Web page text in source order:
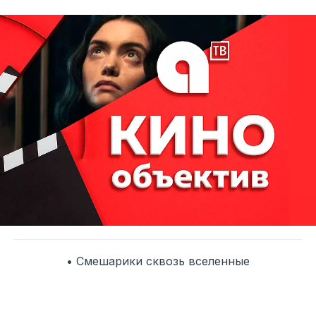
• Смешарики сквозь вселенные